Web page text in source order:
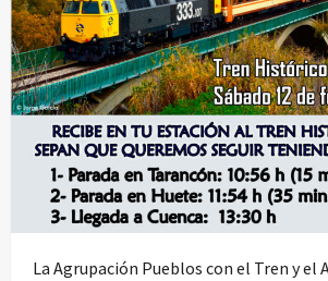
La Agrupación Pueblos con el Tren y el